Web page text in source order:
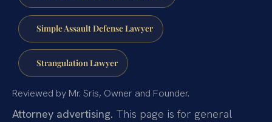
Simple Assault Defense Lawyer
Strangulation Lawyer
Reviewed by Mr. Sris, Owner and Founder.
Attorney advertising. This page is for general